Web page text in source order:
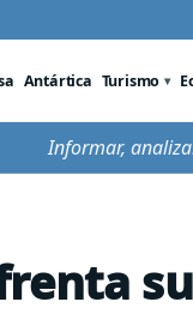
Antártica Turismo
Informar,